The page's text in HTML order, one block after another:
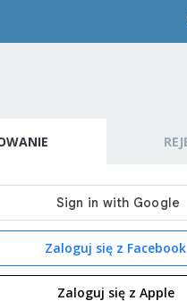
Zaloguj się z Facebook
Zaloguj się z Apple